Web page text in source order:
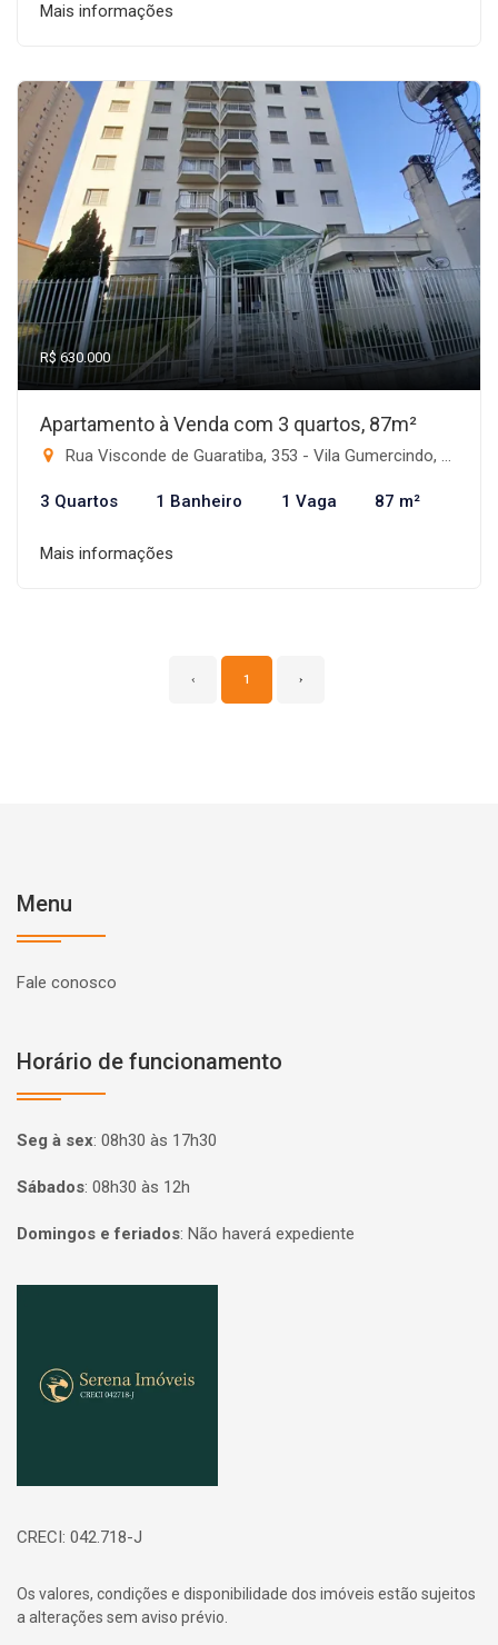
Mais informações
R$ 630.000
Apartamento à Venda com 3 quartos, 87m²
Rua Visconde de Guaratiba, 353 - Vila Gumercindo, São Paulo-SP
3 Quartos 1 Banheiro 1 Vaga 87 m²
Mais informações
‹ 1 ›
Menu
Fale conosco
Horário de funcionamento
Seg à sex: 08h30 às 17h30
Sábados: 08h30 às 12h
Domingos e feriados: Não haverá expediente
CRECI: 042.718-J
Os valores, condições e disponibilidade dos imóveis estão sujeitos
a alterações sem aviso prévio.